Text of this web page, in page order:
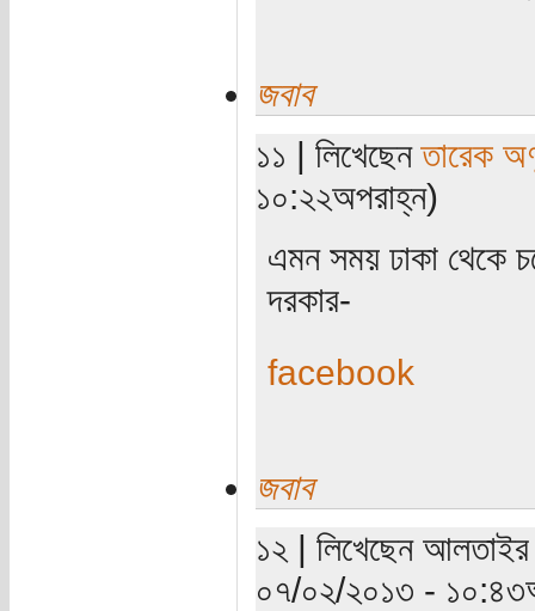
জবাব
১১ | লিখেছেনতারেক
১০:২২অপরাহ্ন)
এমন সময় ঢাকা থেকে
দরকার-
facebook
জবাব
১২ | লিখেছেন আলতাইর
০৭/০২/২০১৩ -